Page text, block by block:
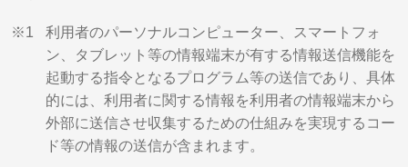
※1
利用者のパーソナルコンピューター、スマートフォ
ン、タブレット等の情報端末が有する情報送信機能を
起動する指令となるプログラム等の送信であり、具体
的には、利用者に関する情報を利用者の情報端末から
外部に送信させ収集するための仕組みを実現するコー
ド等の情報の送信が含まれます。